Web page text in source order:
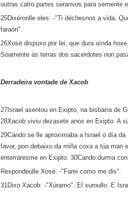
outras catro partes seranvos para
25Dixéronlle eles: ‑"Ti déchesnos a vida.
faraón".
26Xosé dispuxo por lei, que dura aínda
Soamente as terras dos sacerdotes non
Derradeira vontade de Xacob
27Israel asentou en Exipto, na bisbarra de
28Xacob viviu dezasete anos en Exipto. A
29Cando se lle aproximaba a Israel o día
favor, pon debaixo da miña coxa a túa man
enterráresme en Exipto. 30Cando durma
Respondeulle Xosé: ‑"Farei como me dis".
31Dixo Xacob: ‑"Xúramo". El xuroullo. E